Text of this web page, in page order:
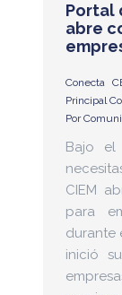
Portal
abre
Conecta
Principal
Por
Bajo el
CIEM
para
durante
inició